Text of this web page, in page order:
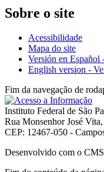
Sobre o site
Acessibilidade
Mapa do site
Versión en Español
English version -
Fim da navegação de
Instituto Federal de São
Rua Monsenhor José
CEP: 12467-050 -
Desenvolvido com o